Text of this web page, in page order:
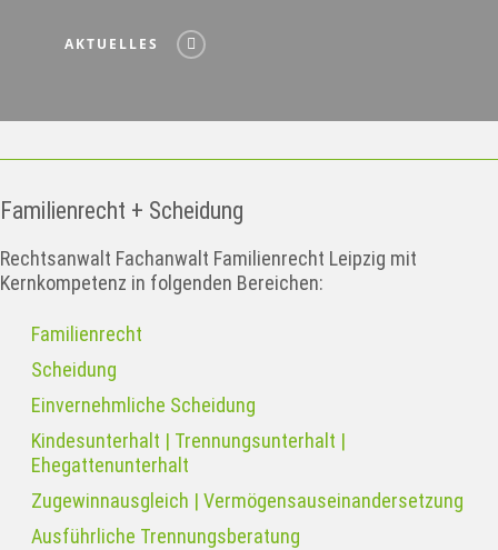
AKTUELLES
Familienrecht + Scheidung
Rechtsanwalt Fachanwalt Familienrecht Leipzig mit
Kernkompetenz in folgenden Bereichen:
Familienrecht
Scheidung
Einvernehmliche Scheidung
Kindesunterhalt | Trennungsunterhalt |
Ehegattenunterhalt
Zugewinnausgleich | Vermögensauseinandersetzung
Ausführliche Trennungsberatung